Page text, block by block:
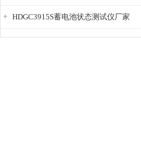
HDGC3915S蓄电池状态测试仪厂家